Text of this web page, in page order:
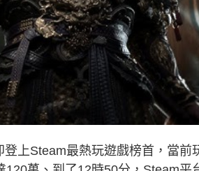
上Steam最熱玩遊戲榜首，當前